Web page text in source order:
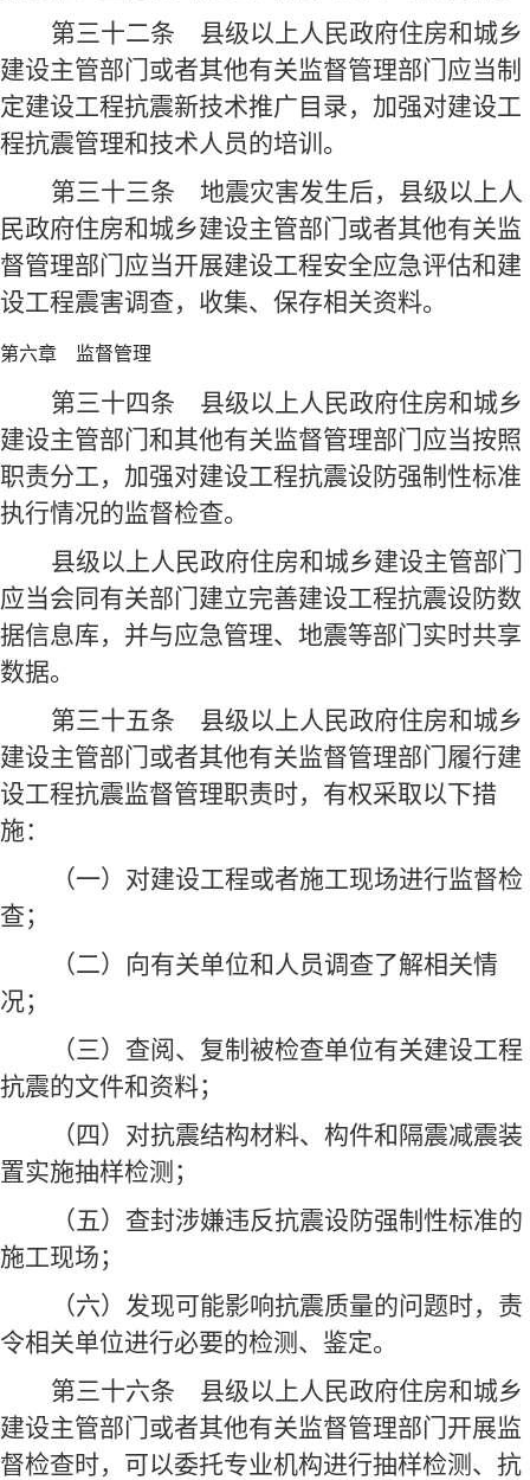
第三十二条 县级以上人民政府住房和城乡
建设主管部门或者其他有关监督管理部门应当制
定建设工程抗震新技术推广目录，加强对建设工
程抗震管理和技术人员的培训。
第三十三条 地震灾害发生后，县级以上人
民政府住房和城乡建设主管部门或者其他有关监
督管理部门应当开展建设工程安全应急评估和建
设工程震害调查，收集、保存相关资料。
第六章 监督管理
第三十四条 县级以上人民政府住房和城乡
建设主管部门和其他有关监督管理部门应当按照
职责分工，加强对建设工程抗震设防强制性标准
执行情况的监督检查。
县级以上人民政府住房和城乡建设主管部门
应当会同有关部门建立完善建设工程抗震设防数
据信息库，并与应急管理、地震等部门实时共享
数据。
第三十五条 县级以上人民政府住房和城乡
建设主管部门或者其他有关监督管理部门履行建
设工程抗震监督管理职责时，有权采取以下措
施：
（一）对建设工程或者施工现场进行监督检
查；
（二）向有关单位和人员调查了解相关情
况；
（三）查阅、复制被检查单位有关建设工程
抗震的文件和资料；
（四）对抗震结构材料、构件和隔震减震装
置实施抽样检测；
（五）查封涉嫌违反抗震设防强制性标准的
施工现场；
（六）发现可能影响抗震质量的问题时，责
令相关单位进行必要的检测、鉴定。
第三十六条 县级以上人民政府住房和城乡
建设主管部门或者其他有关监督管理部门开展监
督检查时，可以委托专业机构进行抽样检测、抗